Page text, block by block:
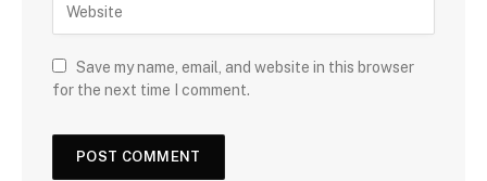
Save my name, email, and website in this browser
for the next time I comment.